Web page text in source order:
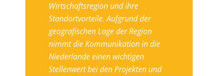
Wirtschaftsregion und ihre
Standortvorteile. Aufgrund der
geografischen Lage der Region
nimmt die Kommunikation in die
Niederlande einen wichtigen
Stellenwert bei den Projekten und